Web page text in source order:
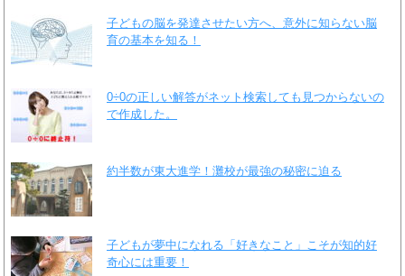
子どもの脳を発達させたい方へ、意外に知らない脳
育の基本を知る！
0÷0の正しい解答がネット検索しても見つからないの
で作成した。
約半数が東大進学！灘校が最強の秘密に迫る
子どもが夢中になれる「好きなこと」こそが知的好
奇心には重要！